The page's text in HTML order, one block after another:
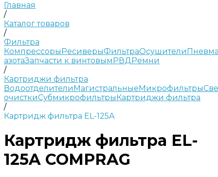
Главная
/
Каталог товаров
/
Фильтра
КомпрессорыРесиверыФильтраОсушители
азотаЗапчасти к винтовымРВДРемни
/
Картриджи фильтра
ВодоотделителиМагистральныеМикрофильтры
очисткиСубмикрофильтрыКартриджи фильтра
/
Картридж фильтра EL-125A
Картридж фильтра EL-
125A COMPRAG